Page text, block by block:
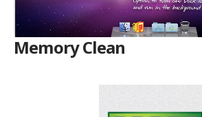
Memory Clean